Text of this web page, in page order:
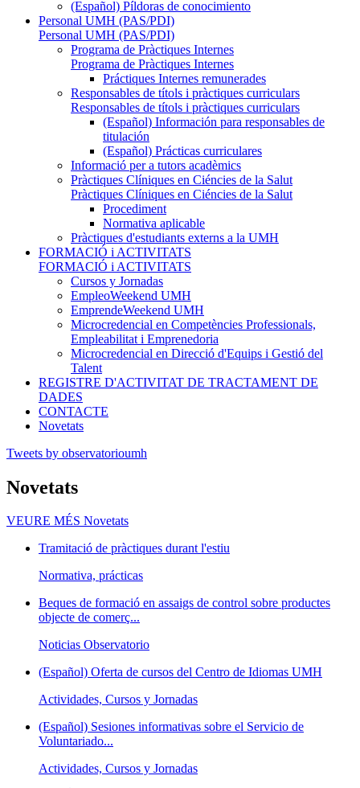
(Español) Píldoras de conocimiento
Personal UMH (PAS/PDI)
Personal UMH (PAS/PDI)
Programa de Pràctiques Internes
Programa de Pràctiques Internes
Práctiques Internes remunerades
Responsables de títols i pràctiques curriculars
Responsables de títols i pràctiques curriculars
(Español) Información para responsables de
titulación
(Español) Prácticas curriculares
Informació per a tutors acadèmics
Pràctiques Clíniques en Ciéncies de la Salut
Pràctiques Clíniques en Ciéncies de la Salut
Procediment
Normativa aplicable
Pràctiques d'estudiants externs a la UMH
FORMACIÓ i ACTIVITATS
FORMACIÓ i ACTIVITATS
Cursos y Jornadas
EmpleoWeekend UMH
EmprendeWeekend UMH
Microcredencial en Competències Professionals,
Empleabilitat i Emprenedoria
Microcredencial en Direcció d'Equips i Gestió del
Talent
REGISTRE D'ACTIVITAT DE TRACTAMENT DE
DADES
CONTACTE
Novetats
Tweets by observatorioumh
Novetats
VEURE MÉS Novetats
Tramitació de pràctiques durant l'estiu
Normativa, prácticas
Beques de formació en assaigs de control sobre productes
objecte de comerç...
Noticias Observatorio
(Español) Oferta de cursos del Centro de Idiomas UMH
Actividades, Cursos y Jornadas
(Español) Sesiones informativas sobre el Servicio de
Voluntariado...
Actividades, Cursos y Jornadas